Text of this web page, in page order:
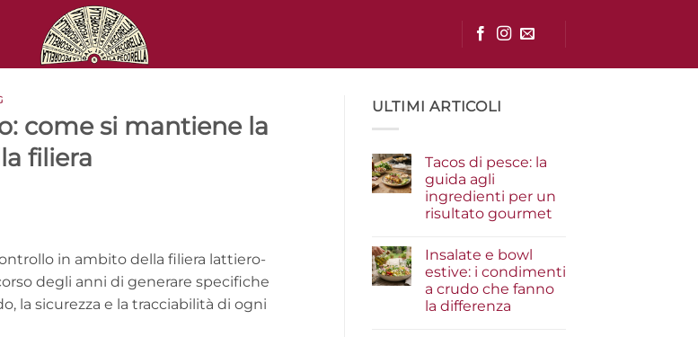
come si mantiene la
filiera
in ambito della filiera lattiero-
degli anni di generare specifiche
la sicurezza e la tracciabilità di ogni
ULTIMI ARTICOLI
Tacos di pesce: la
guida agli
ingredienti per un
risultato gourmet
su
Tacos
di
pesce:
la
guida
Insalate e bowl
estive: i condimenti
a crudo che fanno
la differenza